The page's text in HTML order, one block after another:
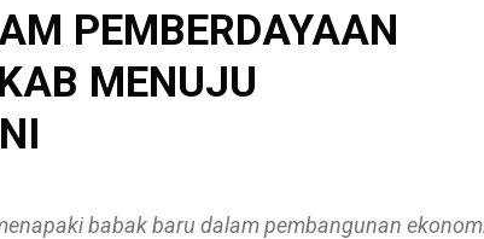
PEMBERDAYAAN
MENUJU
babak baru dalam pembangunan